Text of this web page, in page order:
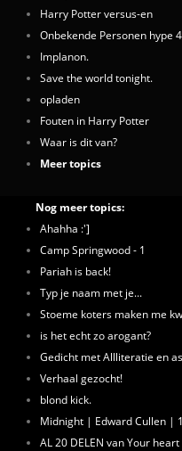
Harry Potter versus-en
Onbekende Personen hype 4
Implanon.
Save the world tonight.
opladen
Fouten in Harry Potter
Waar is dit van?
Meer topics
Nog meer topics:
Ahahha :']
Camp Springwood - 1
Pariah is back!
Typ je naam met je...
Stoeme koters maken me
is het echt zo arogant?
Gedicht met Allliteratie en
Verhaal gezocht!
blond kick.
Midnight | Edward Cullen |
AL 20 DELEN van Your